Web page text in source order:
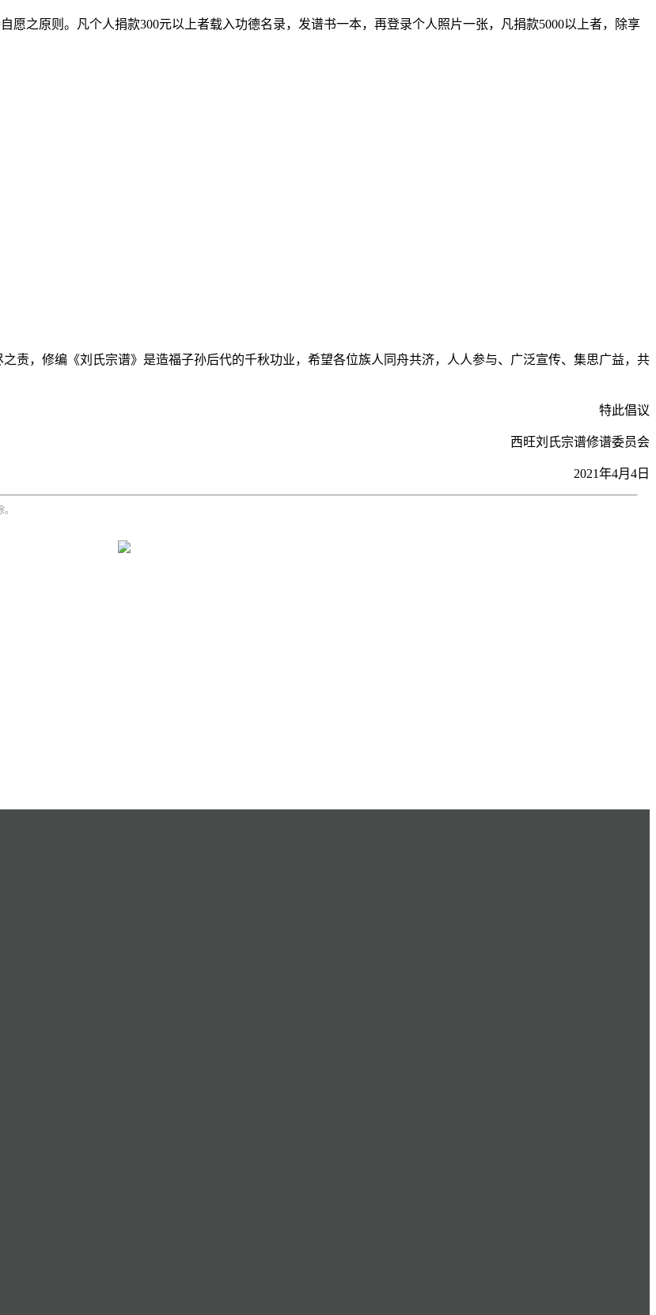
愿之原则。凡个人捐款300元以上者载入功德名录，发谱书一本，再登录个人照片一张，凡捐款5000以上者，除享
责，修编《刘氏宗谱》是造福子孙后代的千秋功业，希望各位族人同舟共济，人人参与、广泛宣传、集思广益，共
特此倡议
西旺刘氏宗谱修谱委员会
2021年4月4日